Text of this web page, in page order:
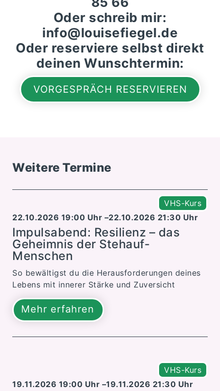
Oder schreib mir:
info@louisefiegel.de
Oder reserviere selbst direkt
deinen Wunschtermin:
VORGESPRÄCH RESERVIEREN
Weitere Termine
VHS-Kurs
22.10.2026 19:00 Uhr –22.10.2026 21:30 Uhr
Impulsabend: Resilienz – das
Geheimnis der Stehauf-
Menschen
So bewältigst du die Herausforderungen deines
Lebens mit innerer Stärke und Zuversicht
Mehr erfahren
VHS-Kurs
19.11.2026 19:00 Uhr –19.11.2026 21:30 Uhr